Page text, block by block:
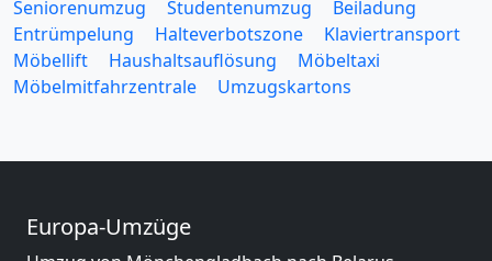
Seniorenumzug
Studentenumzug
Beiladung
Entrümpelung
Halteverbotszone
Klaviertransport
Möbellift
Haushaltsauflösung
Möbeltaxi
Möbelmitfahrzentrale
Umzugskartons
Europa-Umzüge